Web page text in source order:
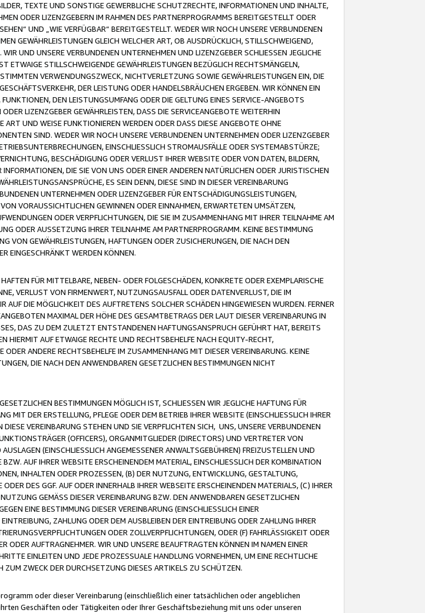
TEXTE UND SONSTIGE GEWERBLICHE SCHUTZRECHTE, INFORMATIONEN UND INHALTE,
ODER LIZENZGEBERN IM RAHMEN DES PARTNERPROGRAMMS BEREITGESTELLT ODER
UND „WIE VERFÜGBAR“ BEREITGESTELLT. WEDER WIR NOCH UNSERE VERBUNDENEN
GEWÄHRLEISTUNGEN GLEICH WELCHER ART, OB AUSDRÜCKLICH, STILLSCHWEIGEND,
UND UNSERE VERBUNDENEN UNTERNEHMEN UND LIZENZGEBER SCHLIESSEN JEGLICHE
ETWAIGE STILLSCHWEIGENDE GEWÄHRLEISTUNGEN BEZÜGLICH RECHTSMÄNGELN,
VERWENDUNGSZWECK, NICHTVERLETZUNG SOWIE GEWÄHRLEISTUNGEN EIN, DIE
DER LEISTUNG ODER HANDELSBRÄUCHEN ERGEBEN. WIR KÖNNEN EIN
DEN LEISTUNGSUMFANG ODER DIE GELTUNG EINES SERVICE-ANGEBOTS
LIZENZGEBER GEWÄHRLEISTEN, DASS DIE SERVICEANGEBOTE WEITERHIN
UND WEISE FUNKTIONIEREN WERDEN ODER DASS DIESE ANGEBOTE OHNE
SIND. WEDER WIR NOCH UNSERE VERBUNDENEN UNTERNEHMEN ODER LIZENZGEBER
EINSCHLIESSLICH STROMAUSFÄLLE ODER SYSTEMABSTÜRZE;
BESCHÄDIGUNG ODER VERLUST IHRER WEBSITE ODER VON DATEN, BILDERN,
DIE SIE VON UNS ODER EINER ANDEREN NATÜRLICHEN ODER JURISTISCHEN
ES SEIN DENN, DIESE SIND IN DIESER VEREINBARUNG
UNTERNEHMEN ODER LIZENZGEBER FÜR ENTSCHÄDIGUNGSLEISTUNGEN,
VORAUSSICHTLICHEN GEWINNEN ODER EINNAHMEN, ERWARTETEN UMSÄTZEN,
ODER VERPFLICHTUNGEN, DIE SIE IM ZUSAMMENHANG MIT IHRER TEILNAHME AM
ODER AUSSETZUNG IHRER TEILNAHME AM PARTNERPROGRAMM. KEINE BESTIMMUNG
VON GEWÄHRLEISTUNGEN, HAFTUNGEN ODER ZUSICHERUNGEN, DIE NACH DEN
EINGESCHRÄNKT WERDEN KÖNNEN.
FÜR MITTELBARE, NEBEN- ODER FOLGESCHÄDEN, KONKRETE ODER EXEMPLARISCHE
VERLUST VON FIRMENWERT, NUTZUNGSAUSFALL ODER DATENVERLUST, DIE IM
DIE MÖGLICHKEIT DES AUFTRETENS SOLCHER SCHÄDEN HINGEWIESEN WURDEN. FERNER
MAXIMAL DER HÖHE DES GESAMTBETRAGS DER LAUT DIESER VEREINBARUNG IN
DAS ZU DEM ZULETZT ENTSTANDENEN HAFTUNGSANSPRUCH GEFÜHRT HAT, BEREITS
HIERMIT AUF ETWAIGE RECHTE UND RECHTSBEHELFE NACH EQUITY-RECHT,
ANDERE RECHTSBEHELFE IM ZUSAMMENHANG MIT DIESER VEREINBARUNG. KEINE
DIE NACH DEN ANWENDBAREN GESETZLICHEN BESTIMMUNGEN NICHT
BESTIMMUNGEN MÖGLICH IST, SCHLIESSEN WIR JEGLICHE HAFTUNG FÜR
DER ERSTELLUNG, PFLEGE ODER DEM BETRIEB IHRER WEBSITE (EINSCHLIESSLICH IHRER
VEREINBARUNG STEHEN UND SIE VERPFLICHTEN SICH, UNS, UNSERE VERBUNDENEN
(OFFICERS), ORGANMITGLIEDER (DIRECTORS) UND VERTRETER VON
(EINSCHLIESSLICH ANGEMESSENER ANWALTSGEBÜHREN) FREIZUSTELLEN UND
AUF IHRER WEBSITE ERSCHEINENDEM MATERIAL, EINSCHLIESSLICH DER KOMBINATION
INHALTEN ODER PROZESSEN, (B) DER NUTZUNG, ENTWICKLUNG, GESTALTUNG,
DES GGF. AUF ODER INNERHALB IHRER WEBSEITE ERSCHEINENDEN MATERIALS, (C) IHRER
GEMÄSS DIESER VEREINBARUNG BZW. DEN ANWENDBAREN GESETZLICHEN
EINE BESTIMMUNG DIESER VEREINBARUNG (EINSCHLIESSLICH EINER
ZAHLUNG ODER DEM AUSBLEIBEN DER EINTREIBUNG ODER ZAHLUNG IHRER
ODER ZOLLVERPFLICHTUNGEN, ODER (F) FAHRLÄSSIGKEIT ODER
ODER AUFTRAGNEHMER. WIR UND UNSERE BEAUFTRAGTEN KÖNNEN IM NAMEN EINER
EINLEITEN UND JEDE PROZESSUALE HANDLUNG VORNEHMEN, UM EINE RECHTLICHE
ZWECK DER DURCHSETZUNG DIESES ARTIKELS ZU SCHÜTZEN.
oder dieser Vereinbarung (einschließlich einer tatsächlichen oder angeblichen
Geschäften oder Tätigkeiten oder Ihrer Geschäftsbeziehung mit uns oder unseren